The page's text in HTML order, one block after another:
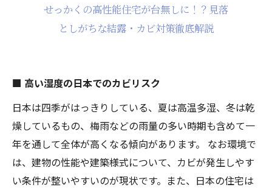
せっかくの高性能住宅が台無しに！？見落
としがちな結露・カビ対策徹底解説
■ 高い湿度の日本でのカビリスク
日本は四季がはっきりしている、夏は高温多湿、冬は乾
燥しているもの、梅雨などの雨量の多い時期も含めて一
年を通して全体が高くなる傾向があります。 なお環境で
は、建物の性能や建築様式について、カビが発生しやす
い条件が整いやすいのが現状です。また、日本の住宅は